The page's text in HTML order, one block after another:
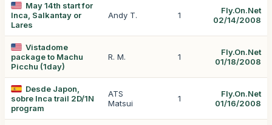
May 14th start for
Inca, Salkantay or
Lares
Andy T. 1
Fly.On.Net
02/14/2008
Vistadome
package to Machu
Picchu (1day)
R. M. 1
Fly.On.Net
01/18/2008
Desde Japon,
sobre Inca trail 2D/1N
program
ATS
Matsui
1
Fly.On.Net
01/16/2008